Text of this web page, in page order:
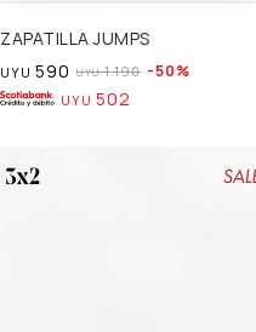
ZAPATILLA JUMPS
UYU 590 UYU 1.190 50
UYU 502